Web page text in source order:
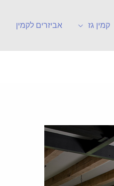
קמין גז אביזרים לקמין